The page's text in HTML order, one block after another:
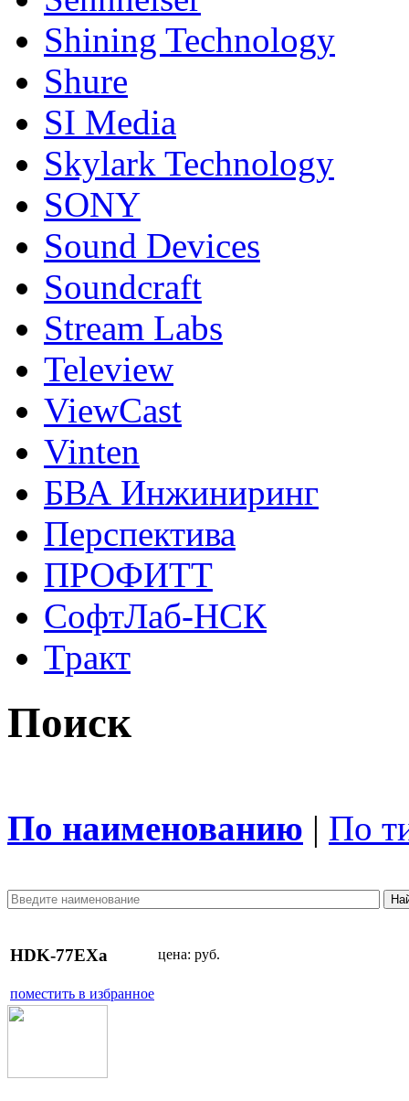
Shining Technology
Shure
SI Media
Skylark Technology
SONY
Sound Devices
Soundcraft
Stream Labs
Teleview
ViewCast
Vinten
БВА Инжиниринг
Перспектива
ПРОФИТТ
СофтЛаб-НСК
Тракт
Поиск
По наименованию | По
HDK-77EXa цена: руб.
поместить в избранное